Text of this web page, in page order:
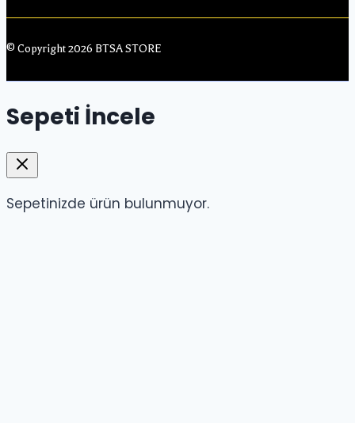
© Copyright 2026 BTSA STORE
Sepeti İncele
Sepetinizde ürün bulunmuyor.